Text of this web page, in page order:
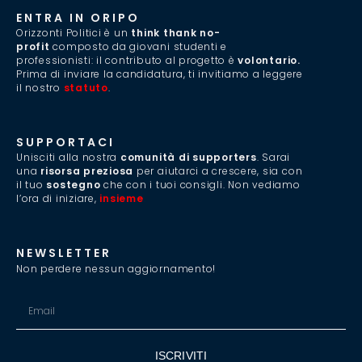
ENTRA IN ORIPO
Orizzonti Politici è un think thank no-
profit composto da giovani studenti e
professionisti: il contributo al progetto èvolontario.
Prima di inviare la candidatura, ti invitiamo a leggere
il nostro statuto.
SUPPORTACI
Unisciti alla nostra comunità di supporters. Sarai
una risorsa preziosa per aiutarci a crescere, sia con
il tuo sostegno che con i tuoi consigli. Non vediamo
l’ora di iniziare, insieme
NEWSLETTER
Non perdere nessun aggiornamento!
ISCRIVITI